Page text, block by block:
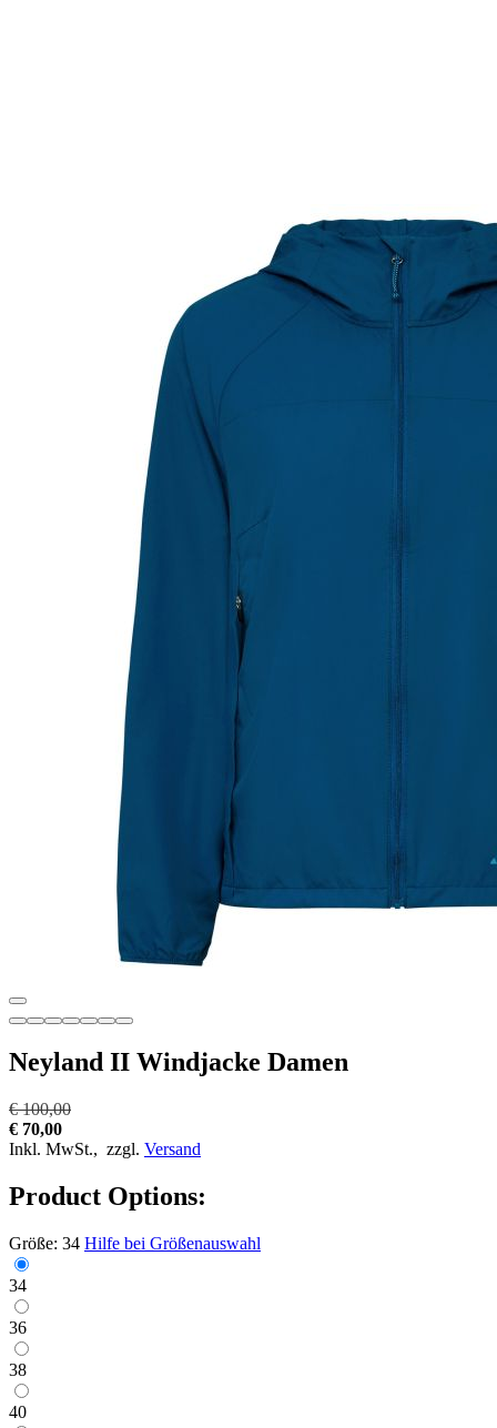
Neyland II Windjacke Damen
€ 100,00
€ 70,00
Inkl. MwSt., zzgl. Versand
Product Options:
Größe: 34 Hilfe bei Größenauswahl
34
36
38
40